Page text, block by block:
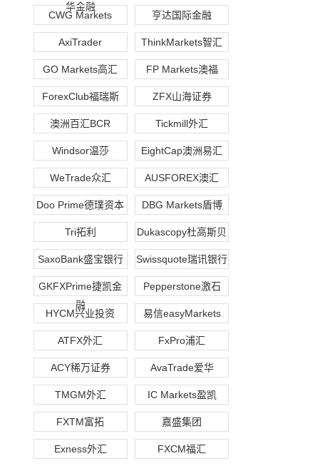
华金融
CWG Markets 亨达国际金融
AxiTrader ThinkMarkets智汇
GO Markets高汇 FP Markets澳福
ForexClub福瑞斯 ZFX山海证券
澳洲百汇BCR Tickmill外汇
Windsor温莎 EightCap澳洲易汇
WeTrade众汇 AUSFOREX澳汇
Doo Prime德璞资本 DBG Markets盾博
Tri拓利 Dukascopy杜高斯贝
SaxoBank盛宝银行 Swissquote瑞讯银行
GKFXPrime捷凯金
融
Pepperstone激石
HYCM兴业投资 易信easyMarkets
ATFX外汇 FxPro浦汇
ACY稀万证券 AvaTrade爱华
TMGM外汇 IC Markets盈凯
FXTM富拓 嘉盛集团
Exness外汇 FXCM福汇